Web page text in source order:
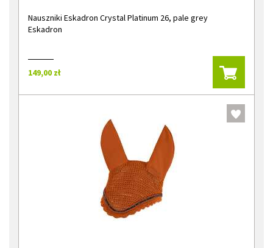
Nauszniki Eskadron Crystal Platinum 26, pale grey
Eskadron
149,00 zł